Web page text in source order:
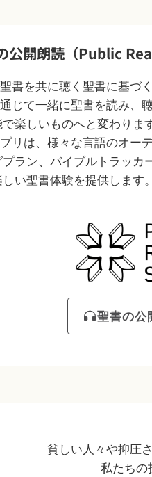
公開朗読（Public
書を共に聴く聖書に基づ
通じて一緒に聖書を読み、
楽しいものへと変わります
プリは、様々な言語のオー
プラン、バイブルトラッカ
い聖書体験を提供します。
聖書の公
貧しい人々や抑圧
私たちの